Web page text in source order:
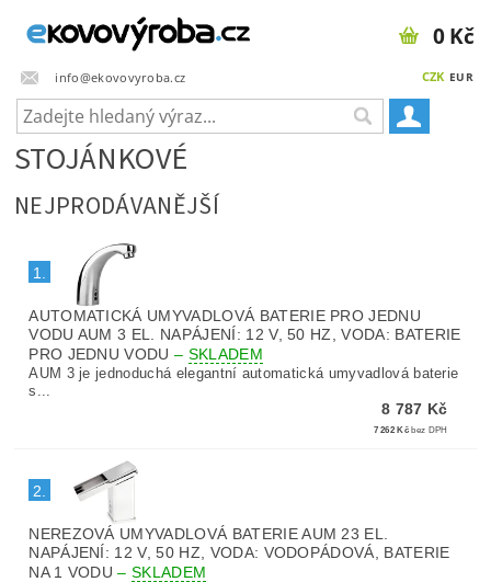
info@ekovovyroba.cz CZK EUR
0 Kč
STOJÁNKOVÉ
NEJPRODÁVANĚJŠÍ
1.
AUTOMATICKÁ UMYVADLOVÁ BATERIE PRO JEDNU
VODU AUM 3 EL. NAPÁJENÍ: 12 V, 50 HZ, VODA: BATERIE
PRO JEDNU VODU– SKLADEM
AUM 3 je jednoduchá elegantní automatická umyvadlová baterie
s...
8 787 Kč
7 262 Kč bez DPH
2.
NEREZOVÁ UMYVADLOVÁ BATERIE AUM 23 EL.
NAPÁJENÍ: 12 V, 50 HZ, VODA: VODOPÁDOVÁ, BATERIE
NA 1 VODU–SKLADEM